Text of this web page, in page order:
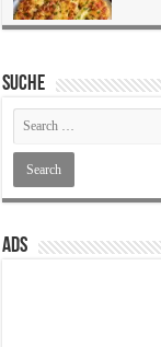
SUCHE
ADS